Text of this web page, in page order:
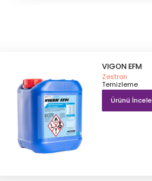
VIGON EFM
Zestron
Temizleme
Ürünü İncele